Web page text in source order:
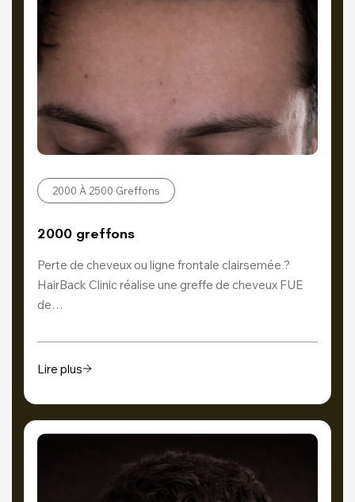
2000 À 2500 Greffons
2000 greffons
Perte de cheveux ou ligne frontale clairsemée ?
HairBack Clinic réalise une greffe de cheveux FUE
de…
Lire plus